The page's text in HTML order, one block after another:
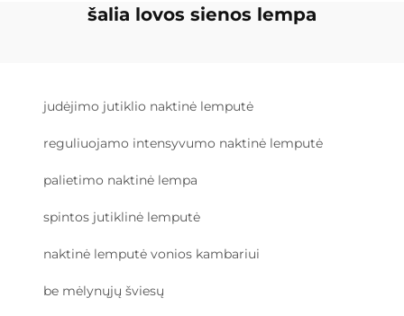
šalia lovos sienos lempa
judėjimo jutiklio naktinė lemputė
reguliuojamo intensyvumo naktinė lemputė
palietimo naktinė lempa
spintos jutiklinė lemputė
naktinė lemputė vonios kambariui
be mėlynųjų šviesų